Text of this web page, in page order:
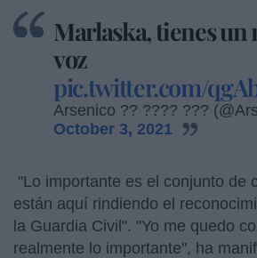
Marlaska, tienes un
voz
pic.twitter.com/
Arsenico ?? ???? ?️??️
October 3, 2021
"Lo importante es el conjunto de
están aquí rindiendo el
la Guardia Civil". "Yo me quedo
realmente lo importante", ha